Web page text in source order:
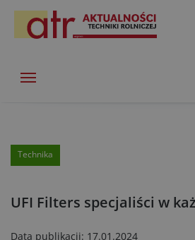
Technika
UFI Filters specjaliści w
Data publikacji: 17.01.2024